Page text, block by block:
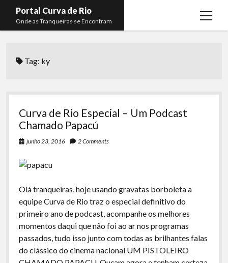
Portal Curva de Rio
Onde as Tranqueiras se Encontram
open
Curva de Rio
Komos
La Siesta Podcast
Arquivo CDR
Papo Tranqueira
A Ripa É a Lei
Especiais
Membros
Lucas Oliveira
Kaique Xavier
Tag: ky
Curva de Rio Especial – Um Podcast
Chamado Papacú
junho 23, 2016 2 Comments
Olá tranqueiras, hoje usando gravatas borboleta a
equipe Curva de Rio traz o especial definitivo do
primeiro ano de podcast, acompanhe os melhores
momentos daqui que não foi ao ar nos programas
passados, tudo isso junto com todas as brilhantes falas
do clássico do cinema nacional UM PISTOLEIRO